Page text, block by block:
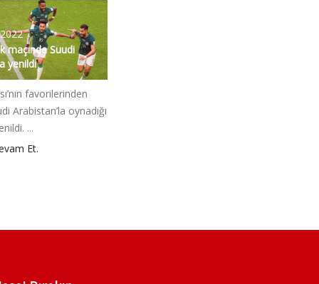
maçında Suudi
yenildi
favorilerinden
Arabistan’la oynadığı
...
Et.